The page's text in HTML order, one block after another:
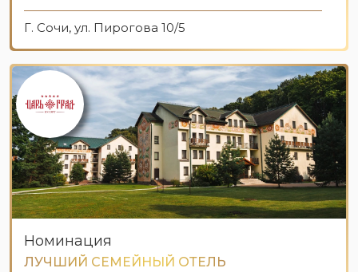
Г. Сочи, ул. Пирогова 10/5
Номинация
ЛУЧШИЙ СЕМЕЙНЫЙ ОТЕЛЬ